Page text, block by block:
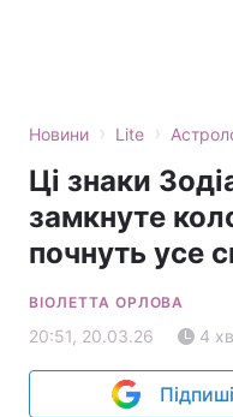
Новини › Lite ›
Ці знаки
замкнуте
почнуть усе
ВІОЛЕТТА ОРЛОВА
20:51, 20.03.26 4